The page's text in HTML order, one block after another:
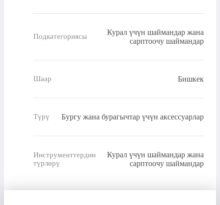
Подкатегориясы
Курал үчүн шаймандар жана
сарптоочу шаймандар
Шаар Бишкек
Түрү Бургу жана бурагычтар үчүн аксессуарлар
Инструменттердин
түрлөрү
Курал үчүн шаймандар жана
сарптоочу шаймандар